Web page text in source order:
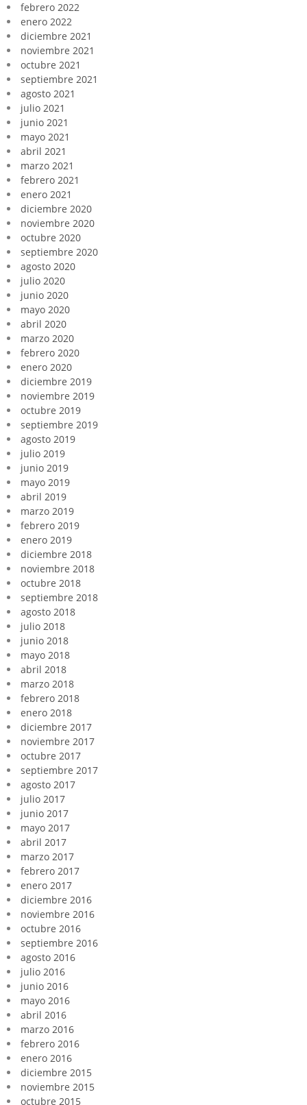
febrero 2022
enero 2022
diciembre 2021
noviembre 2021
octubre 2021
septiembre 2021
agosto 2021
julio 2021
junio 2021
mayo 2021
abril 2021
marzo 2021
febrero 2021
enero 2021
diciembre 2020
noviembre 2020
octubre 2020
septiembre 2020
agosto 2020
julio 2020
junio 2020
mayo 2020
abril 2020
marzo 2020
febrero 2020
enero 2020
diciembre 2019
noviembre 2019
octubre 2019
septiembre 2019
agosto 2019
julio 2019
junio 2019
mayo 2019
abril 2019
marzo 2019
febrero 2019
enero 2019
diciembre 2018
noviembre 2018
octubre 2018
septiembre 2018
agosto 2018
julio 2018
junio 2018
mayo 2018
abril 2018
marzo 2018
febrero 2018
enero 2018
diciembre 2017
noviembre 2017
octubre 2017
septiembre 2017
agosto 2017
julio 2017
junio 2017
mayo 2017
abril 2017
marzo 2017
febrero 2017
enero 2017
diciembre 2016
noviembre 2016
octubre 2016
septiembre 2016
agosto 2016
julio 2016
junio 2016
mayo 2016
abril 2016
marzo 2016
febrero 2016
enero 2016
diciembre 2015
noviembre 2015
octubre 2015